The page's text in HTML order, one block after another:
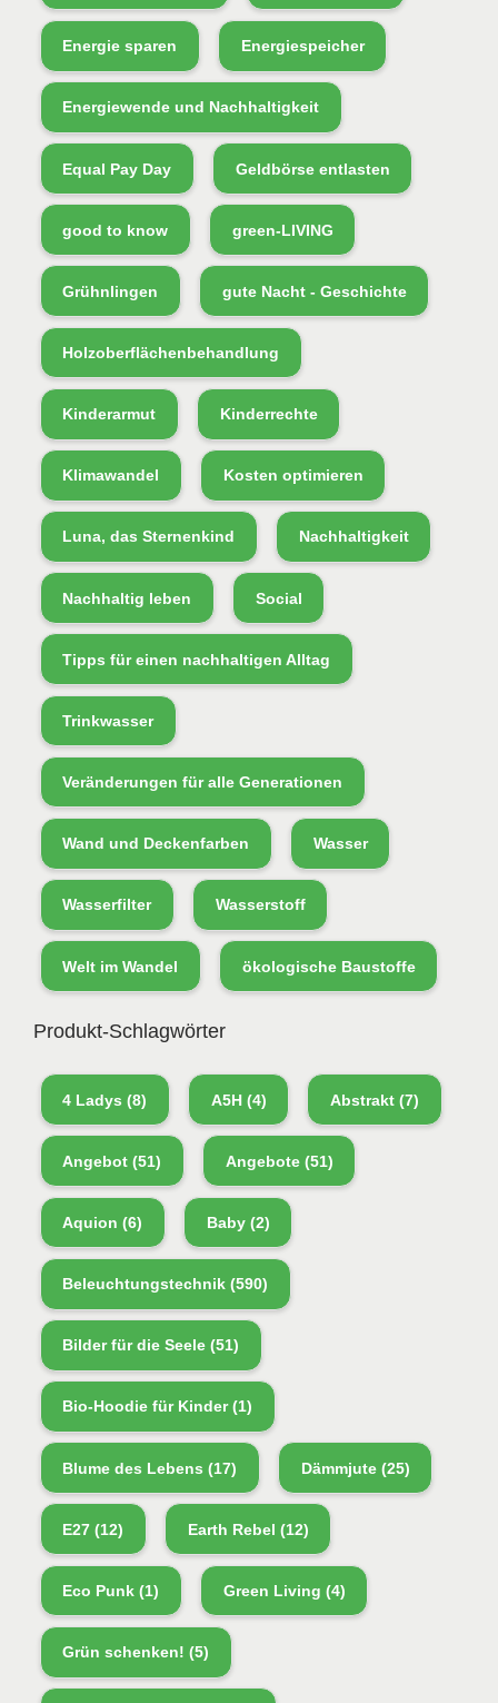
Energie sparen Energiespeicher
Energiewende und Nachhaltigkeit
Equal Pay Day Geldbörse entlasten
good to know green-LIVING
Grühnlingen gute Nacht - Geschichte
Holzoberflächenbehandlung
Kinderarmut Kinderrechte
Klimawandel Kosten optimieren
Luna, das Sternenkind Nachhaltigkeit
Nachhaltig leben Social
Tipps für einen nachhaltigen Alltag
Trinkwasser
Veränderungen für alle Generationen
Wand und Deckenfarben Wasser
Wasserfilter Wasserstoff
Welt im Wandel ökologische Baustoffe
Produkt-Schlagwörter
4 Ladys (8) A5H(4) Abstrakt(7)
Angebot (51) Angebote(51)
Aquion (6) Baby(2)
Beleuchtungstechnik (590)
Bilder für die Seele (51)
Bio-Hoodie für Kinder(1)
Blume des Lebens (17) Dämmjute(25)
E27 (12) Earth Rebel (12)
Eco Punk (1) Green Living (4)
Grün schenken! (5)